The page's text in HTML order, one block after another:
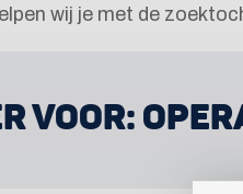
wij je met de
VOOR: